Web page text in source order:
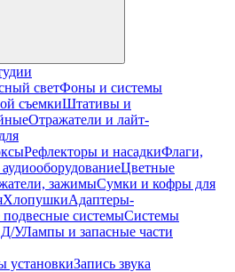
светФоны и системы
съемкиШтативы и
Отражатели и лайт-
Рефлекторы и насадкиФлаги,
Цветные
зажимыСумки и кофры для
ХлопушкиАдаптеры-
системыСистемы
Д/УЛампы и запасные части
установкиЗапись звука